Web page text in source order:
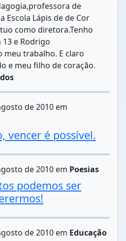
de
Escola Lápis de de Cor
como diretora.Tenho
e Rodrigo
meu trabalho. E claro
e meu filho de coração.
de 2010 em
vencer é possível.
de 2010 em Poesias
podemos ser
de 2010 em Educação